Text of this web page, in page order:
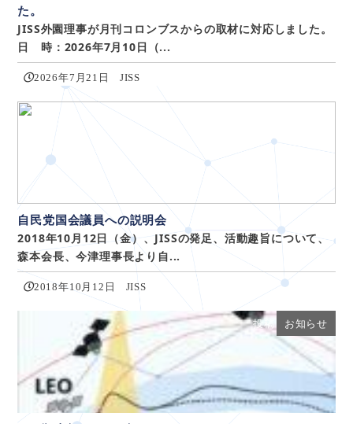
た。
JISS外園理事が月刊コロンブスからの取材に対応しました。
日 時：2026年7月10日（...
2026年7月21日 JISS
自民党国会議員への説明会
2018年10月12日（金）、JISSの発足、活動趣旨について、
森本会長、今津理事長より自...
2018年10月12日 JISS
研究会
投稿：JISS_md
お知らせ